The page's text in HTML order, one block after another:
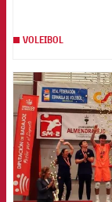
VOLEIBOL